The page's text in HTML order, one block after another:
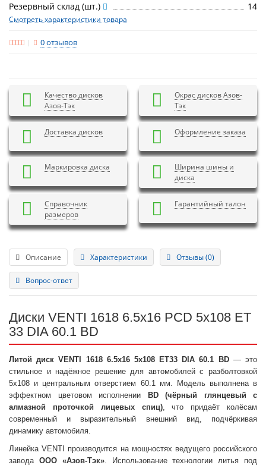
Резервный склад (шт.)
14
Смотреть характеристики товара
0 отзывов
Качество дисков
Азов-Тэк
Окрас дисков Азов-
Тэк
Доставка дисков Оформление заказа
Маркировка диска
Ширина шины и
диска
Справочник
размеров
Гарантийный талон
Описание Характеристики Отзывы (0)
Вопрос-ответ
Диски VENTI 1618 6.5x16 PCD 5x108 ET
33 DIA 60.1 BD
Литой диск VENTI 1618 6.5x16 5x108 ET33 DIA 60.1 BD— это
стильное и надёжное решение для автомобилей с разболтовкой
5x108 и центральным отверстием 60.1 мм. Модель выполнена в
эффектном цветовом исполнении
BD (чёрный глянцевый с
алмазной проточкой лицевых спиц), что придаёт колёсам
современный и выразительный внешний вид, подчёркивая
динамику автомобиля.
Линейка VENTI производится на мощностях ведущего российского
завода ООО «Азов-Тэк». Использование технологии литья под